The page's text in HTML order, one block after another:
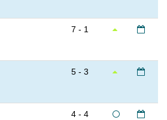
7 - 1
5 - 3
4 - 4